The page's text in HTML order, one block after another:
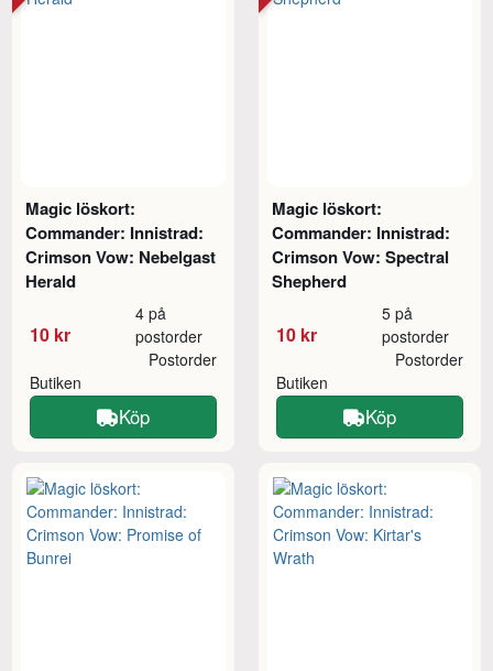
Magic löskort:
Commander: Innistrad:
Crimson Vow: Nebelgast
Herald
10 kr
4 på
postorder
Butiken
Postorder
Köp
Magic löskort:
Commander: Innistrad:
Crimson Vow: Spectral
Shepherd
10 kr
5 på
postorder
Butiken
Postorder
Köp